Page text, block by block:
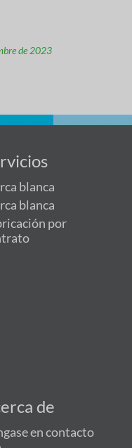
de 2023
blanca
blanca
por
de
en contacto